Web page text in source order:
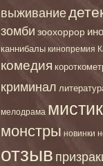
выживание
зомби зоохоррор
каннибалы кинопремия
комедия
криминал
мелодрама
монстры новинки
отзыв